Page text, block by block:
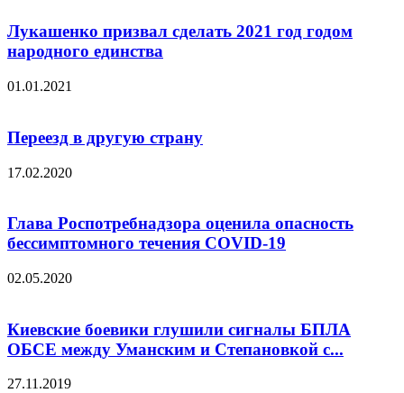
Лукашенко призвал сделать 2021 год годом
народного единства
01.01.2021
Переезд в другую страну
17.02.2020
Глава Роспотребнадзора оценила опасность
бессимптомного течения COVID-19
02.05.2020
Киевские боевики глушили сигналы БПЛА
ОБСЕ между Уманским и Степановкой с...
27.11.2019